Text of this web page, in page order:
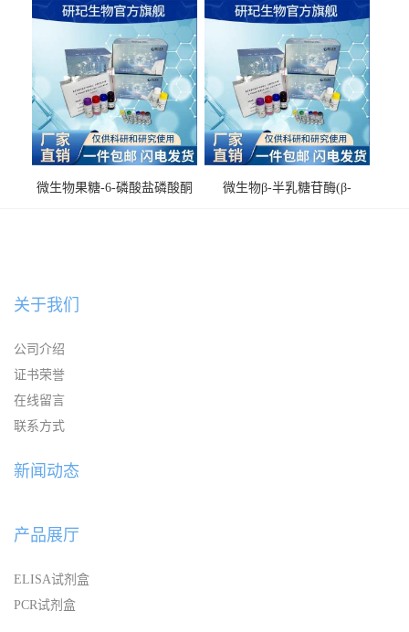
微生物果糖-6-磷酸盐磷酸酮
微生物β-半乳糖苷酶(β-
关于我们
公司介绍
证书荣誉
在线留言
联系方式
新闻动态
产品展厅
ELISA试剂盒
PCR试剂盒